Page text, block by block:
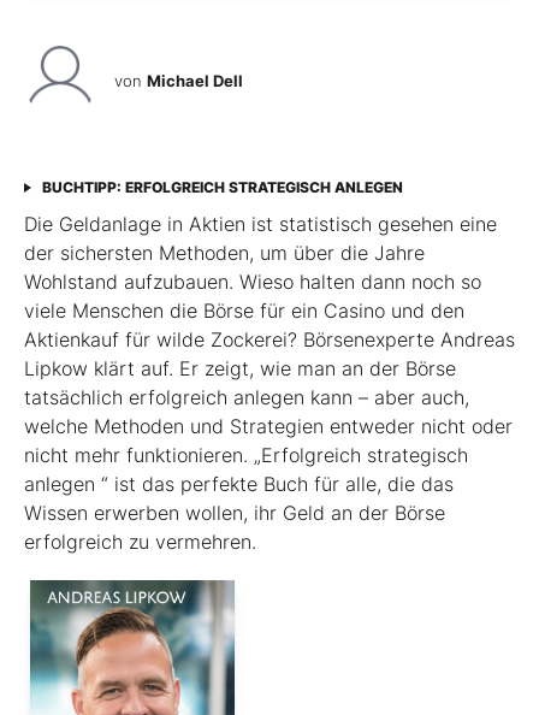
von Michael Dell
BUCHTIPP: ERFOLGREICH STRATEGISCH ANLEGEN
Die Geldanlage in Aktien ist statistisch gesehen eine
der sichersten Methoden, um über die Jahre
Wohlstand aufzubauen. Wieso halten dann noch so
viele Menschen die Börse für ein Casino und den
Aktienkauf für wilde Zockerei? Börsenexperte Andreas
Lipkow klärt auf. Er zeigt, wie man an der Börse
tatsächlich erfolgreich anlegen kann – aber auch,
welche Methoden und Strategien entweder nicht oder
nicht mehr funktionieren. „Erfolgreich strategisch
anlegen “ ist das perfekte Buch für alle, die das
Wissen erwerben wollen, ihr Geld an der Börse
erfolgreich zu vermehren.